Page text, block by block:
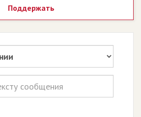
Поддержать